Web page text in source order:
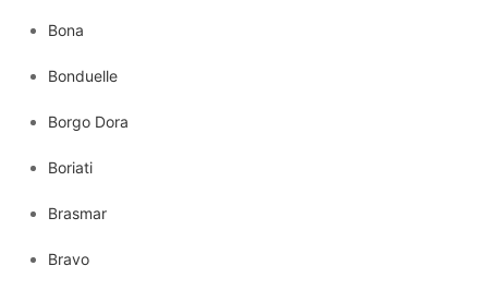
Bona
Bonduelle
Borgo Dora
Boriati
Brasmar
Bravo